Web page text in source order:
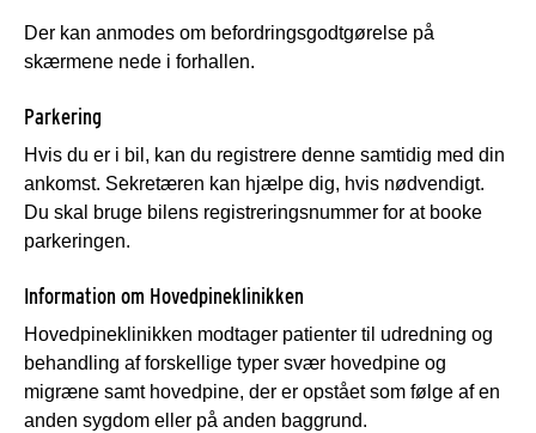
Der kan anmodes om befordringsgodtgørelse på
skærmene nede i forhallen.
Parkering
Hvis du er i bil, kan du registrere denne samtidig med din
ankomst. Sekretæren kan hjælpe dig, hvis nødvendigt.
Du skal bruge bilens registreringsnummer for at booke
parkeringen.
Information om Hovedpineklinikken
Hovedpineklinikken modtager patienter til udredning og
behandling af forskellige typer svær hovedpine og
migræne samt hovedpine, der er opstået som følge af en
anden sygdom eller på anden baggrund.